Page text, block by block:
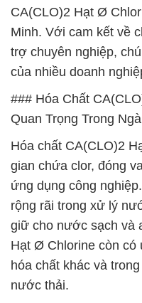
CA(CLO)2 Hạt Ø
Minh. Với cam kết về
trợ chuyên nghiệp,
của nhiều doanh
### Hóa Chất
Quan Trọng Trong
Hóa chất CA(CLO)2
gian chứa clor, đóng
ứng dụng công
rộng rãi trong xử lý
giữ cho nước sạch và
Hạt Ø Chlorine còn có
hóa chất khác và
nước thải.